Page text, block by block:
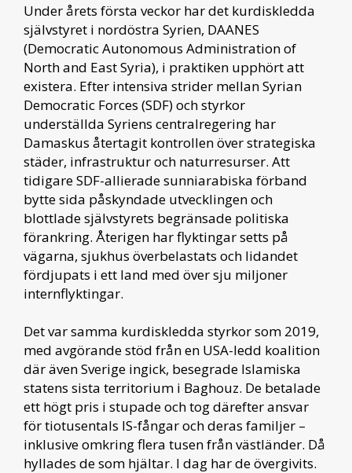
Under årets första veckor har det kurdiskledda
självstyret i nordöstra Syrien, DAANES
(Democratic Autonomous Administration of
North and East Syria), i praktiken upphört att
existera. Efter intensiva strider mellan Syrian
Democratic Forces (SDF) och styrkor
underställda Syriens centralregering har
Damaskus återtagit kontrollen över strategiska
städer, infrastruktur och naturresurser. Att
tidigare SDF-allierade sunniarabiska förband
bytte sida påskyndade utvecklingen och
blottlade självstyrets begränsade politiska
förankring. Återigen har flyktingar setts på
vägarna, sjukhus överbelastats och lidandet
fördjupats i ett land med över sju miljoner
internflyktingar.
Det var samma kurdiskledda styrkor som 2019,
med avgörande stöd från en USA-ledd koalition
där även Sverige ingick, besegrade Islamiska
statens sista territorium i Baghouz. De betalade
ett högt pris i stupade och tog därefter ansvar
för tiotusentals IS-fångar och deras familjer –
inklusive omkring flera tusen från västländer. Då
hyllades de som hjältar. I dag har de övergivits.